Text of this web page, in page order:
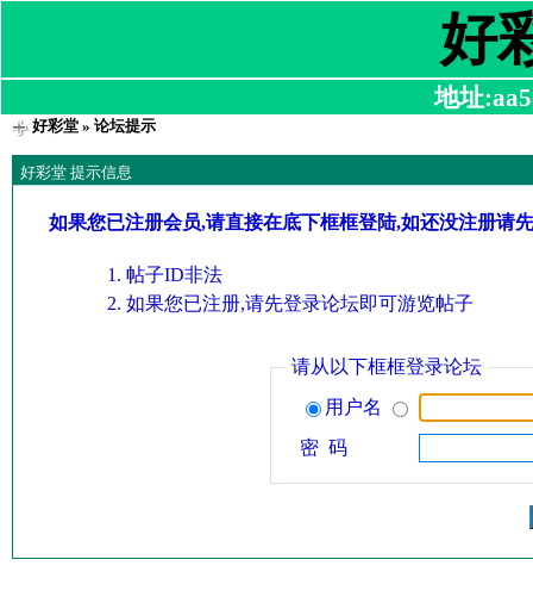
好
地址
好彩堂» 论坛提示
好彩堂 提示信息
如果您已注册会员,请直接在底下框框登陆,如还没注册请
帖子ID非法
如果您已注册,请先登录论坛即可游览帖子
请从以下框框登录论坛
用户名
密 码